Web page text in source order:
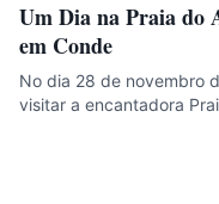
Um Dia na Praia do
em Conde
No dia 28 de novembro
visitar a encantadora